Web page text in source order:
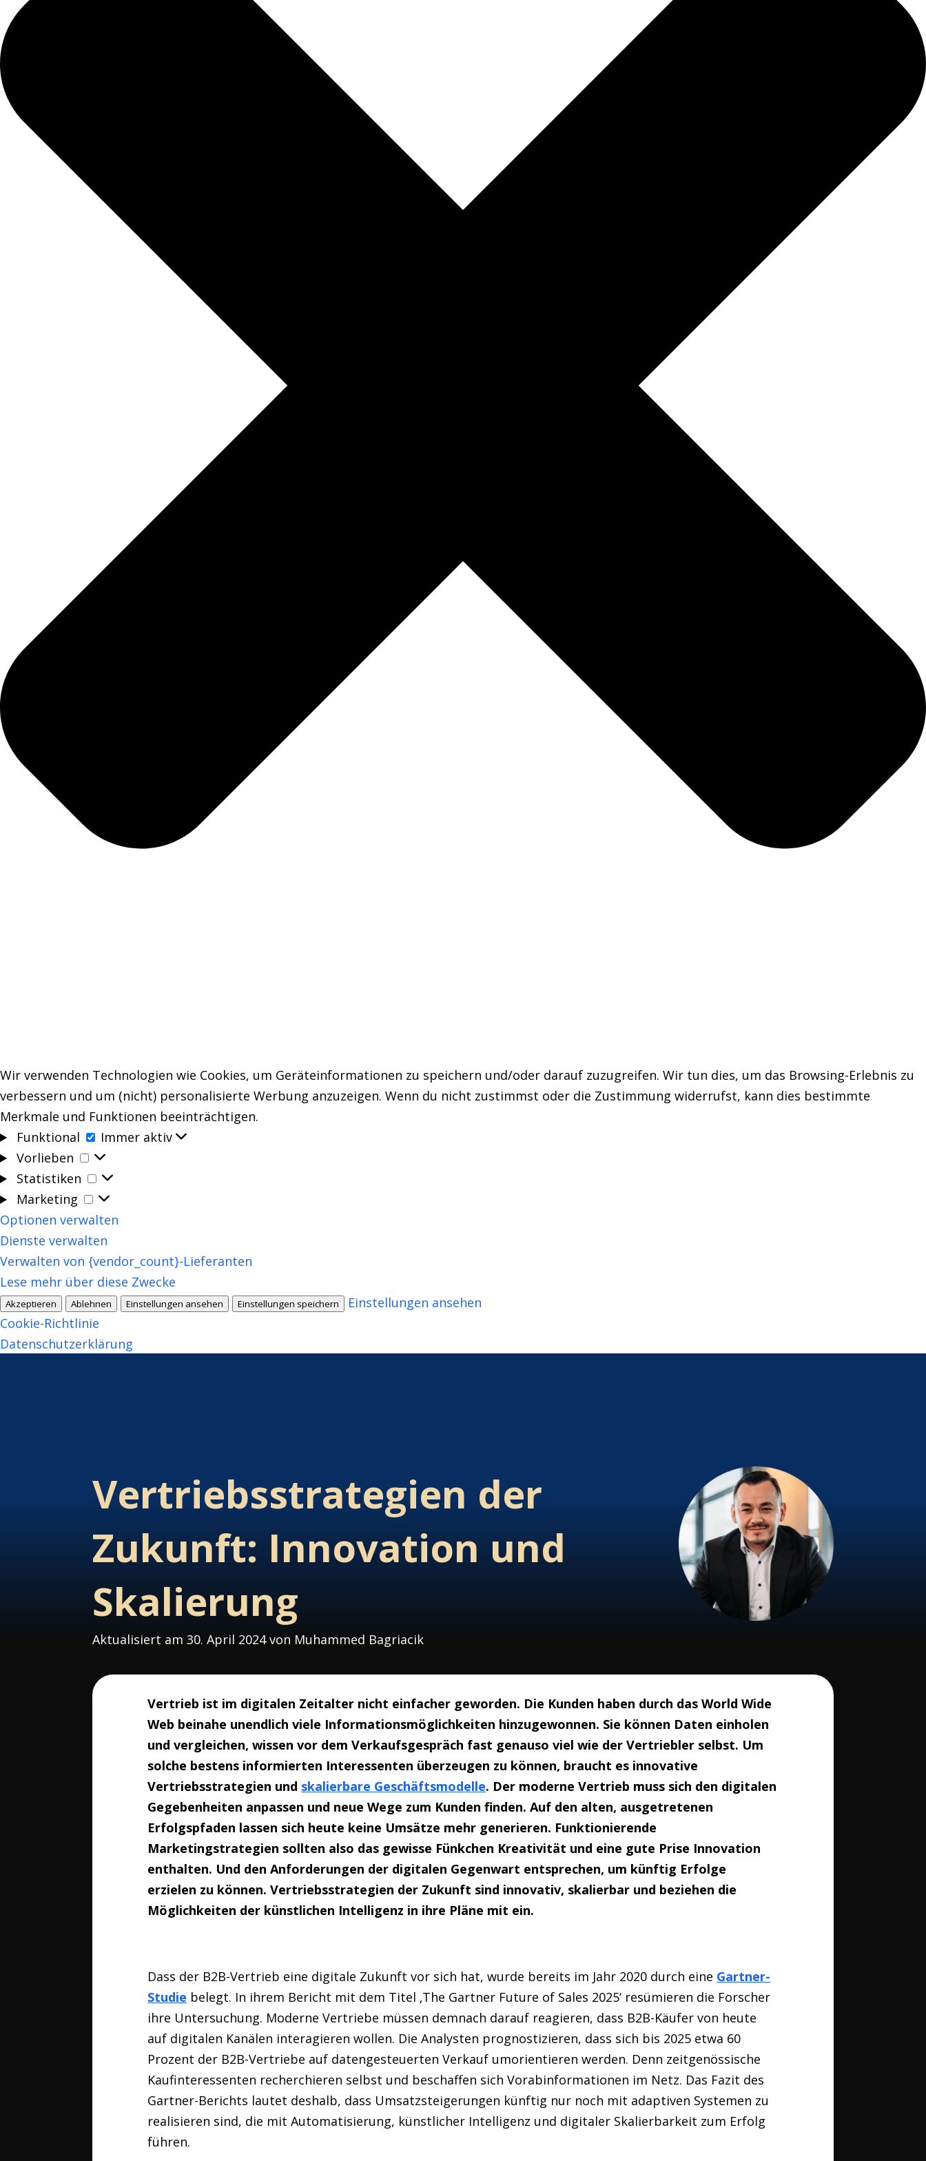
Wir verwenden Technologien wie Cookies, um Geräteinformationen zu speichern und/oder darauf zuzugreifen. Wir tun dies, um das Browsing-Erlebnis zu
verbessern und um (nicht) personalisierte Werbung anzuzeigen. Wenn du nicht zustimmst oder die Zustimmung widerrufst, kann dies bestimmte
Merkmale und Funktionen beeinträchtigen.
Funktional
Funktional
Immer aktiv
Vorlieben
Vorlieben
Statistiken
Statistiken
Marketing
Marketing
Optionen verwalten
Dienste verwalten
Verwalten von {vendor_count}-Lieferanten
Lese mehr über diese Zwecke
Akzeptieren Ablehnen Einstellungen ansehen Einstellungen speichern
Einstellungen ansehen
Cookie-Richtlinie
Datenschutzerklärung
Vertriebsstrategien der
Zukunft: Innovation und
Skalierung
Aktualisiert am 30. April 2024 von Muhammed Bagriacik
Vertrieb ist im digitalen Zeitalter nicht einfacher geworden. Die Kunden haben durch das World Wide
Web beinahe unendlich viele Informationsmöglichkeiten hinzugewonnen. Sie können Daten einholen
und vergleichen, wissen vor dem Verkaufsgespräch fast genauso viel wie der Vertriebler selbst. Um
solche bestens informierten Interessenten überzeugen zu können, braucht es innovative
Vertriebsstrategien und skalierbare Geschäftsmodelle. Der moderne Vertrieb muss sich den digitalen
Gegebenheiten anpassen und neue Wege zum Kunden finden. Auf den alten, ausgetretenen
Erfolgspfaden lassen sich heute keine Umsätze mehr generieren. Funktionierende
Marketingstrategien sollten also das gewisse Fünkchen Kreativität und eine gute Prise Innovation
enthalten. Und den Anforderungen der digitalen Gegenwart entsprechen, um künftig Erfolge
erzielen zu können. Vertriebsstrategien der Zukunft sind innovativ, skalierbar und beziehen die
Möglichkeiten der künstlichen Intelligenz in ihre Pläne mit ein.
Dass der B2B-Vertrieb eine digitale Zukunft vor sich hat, wurde bereits im Jahr 2020 durch eine Gartner-
Studie belegt. In ihrem Bericht mit dem Titel ‚The Gartner Future of Sales 2025‘ resümieren die Forscher
ihre Untersuchung. Moderne Vertriebe müssen demnach darauf reagieren, dass B2B-Käufer von heute
auf digitalen Kanälen interagieren wollen. Die Analysten prognostizieren, dass sich bis 2025 etwa 60
Prozent der B2B-Vertriebe auf datengesteuerten Verkauf umorientieren werden. Denn zeitgenössische
Kaufinteressenten recherchieren selbst und beschaffen sich Vorabinformationen im Netz. Das Fazit des
Gartner-Berichts lautet deshalb, dass Umsatzsteigerungen künftig nur noch mit adaptiven Systemen zu
realisieren sind, die mit Automatisierung, künstlicher Intelligenz und digitaler Skalierbarkeit zum Erfolg
führen.